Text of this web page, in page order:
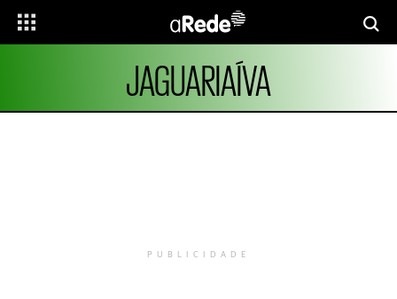
JAGUARIAÍVA
PUBLICIDADE